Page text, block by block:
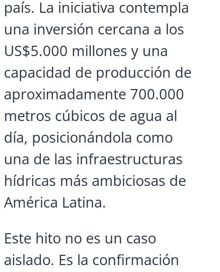
país. La iniciativa contempla
una inversión cercana a los
US$5.000 millones y una
capacidad de producción de
aproximadamente 700.000
metros cúbicos de agua al
día, posicionándola como
una de las infraestructuras
hídricas más ambiciosas de
América Latina.
Este hito no es un caso
aislado. Es la confirmación